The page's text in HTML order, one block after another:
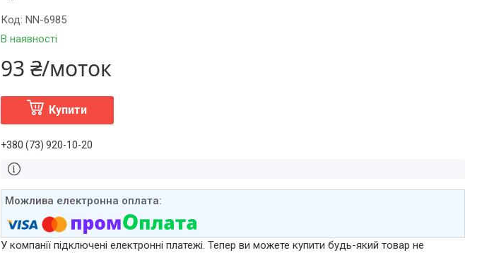
В наявності
Код: NN-6985
93 ₴/моток
Купити
+380 (73) 920-10-20
У компанії підключені електронні платежі. Тепер ви можете купити будь-який товар не